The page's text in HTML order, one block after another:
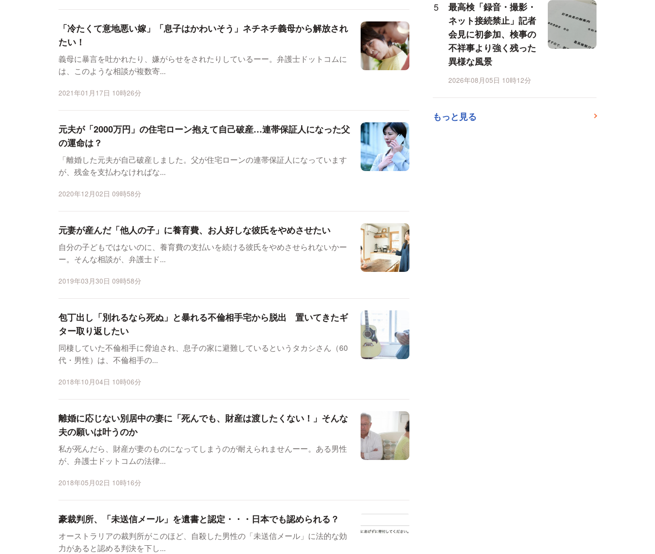
「冷たくて意地悪い嫁」「息子はかわいそう」ネチネチ義母から解放され
たい！
義母に暴言を吐かれたり、嫌がらせをされたりしているーー。弁護士ドットコムに
は、このような相談が複数寄...
2021年01月17日 10時26分
元夫が「2000万円」の住宅ローン抱えて自己破産…連帯保証人になった父
の運命は？
「離婚した元夫が自己破産しました。父が住宅ローンの連帯保証人になっています
が、残金を支払わなければな...
2020年12月02日 09時58分
元妻が産んだ「他人の子」に養育費、お人好しな彼氏をやめさせたい
自分の子どもではないのに、養育費の支払いを続ける彼氏をやめさせられないかー
ー。そんな相談が、弁護士ド...
2019年03月30日 09時58分
包丁出し「別れるなら死ぬ」と暴れる不倫相手宅から脱出 置いてきたギ
ター取り返したい
同棲していた不倫相手に脅迫され、息子の家に避難しているというタカシさん（60
代・男性）は、不倫相手の...
2018年10月04日 10時06分
離婚に応じない別居中の妻に「死んでも、財産は渡したくない！」そんな
夫の願いは叶うのか
私が死んだら、財産が妻のものになってしまうのが耐えられませんーー。ある男性
が、弁護士ドットコムの法律...
2018年05月02日 10時16分
豪裁判所、「未送信メール」を遺書と認定・・・日本でも認められる？
オーストラリアの裁判所がこのほど、自殺した男性の「未送信メール」に法的な効
力があると認める判決を下し...
最高検「録音・撮影・
ネット接続禁止」記者
会見に初参加、検事の
不祥事より強く残った
異様な風景
2026年08月05日 10時12分
もっと見る